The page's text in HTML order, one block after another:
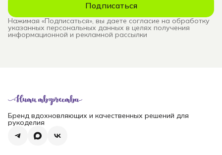
Подписаться
Нажимая «Подписаться», вы даете согласие на обработку
указанных персональных данных в целях получения
информационной и рекламной рассылки
Бренд вдохновляющих и качественных решений для
рукоделия